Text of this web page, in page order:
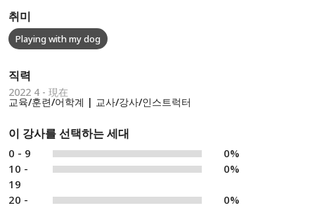
취미
Playing with my dog
직력
2022 4 - 現在
교육/훈련/어학계 | 교사/강사/인스트럭터
이 강사를 선택하는 세대
0 - 9
0%
10 -
19
0%
20 -
0%